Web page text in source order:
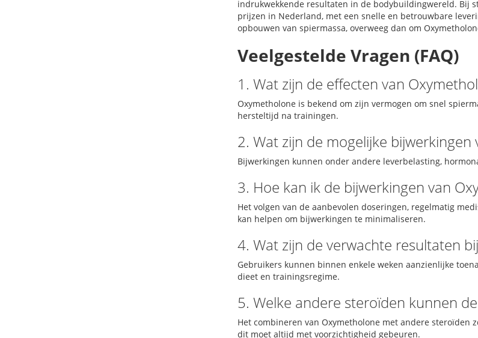
indrukwekkende resultaten in de bodybuildingwereld. Bij
prijzen in Nederland, met een snelle en betrouwbare
opbouwen van spiermassa, overweeg dan om
Veelgestelde Vragen (FAQ)
1. Wat zijn de effecten van
Oxymetholone is bekend om zijn vermogen om snel
hersteltijd na trainingen.
2. Wat zijn de mogelijke bijwerkingen
Bijwerkingen kunnen onder andere leverbelasting,
3. Hoe kan ik de bijwerkingen van
Het volgen van de aanbevolen doseringen, regelmatig
kan helpen om bijwerkingen te minimaliseren.
4. Wat zijn de verwachte resultaten
Gebruikers kunnen binnen enkele weken aanzienlijke
dieet en trainingsregime.
5. Welke andere steroïden kunnen
Het combineren van Oxymetholone met andere
dit moet altijd met voorzichtigheid gebeuren.